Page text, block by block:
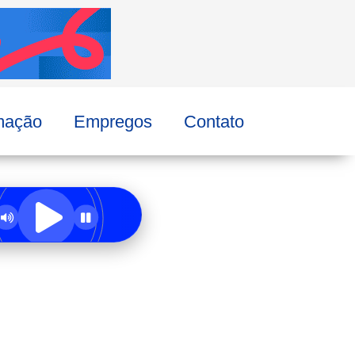
Empregos Contato